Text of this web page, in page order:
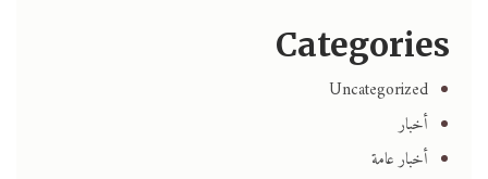
Categories
Uncategorized
أخبار
أخبار عامة